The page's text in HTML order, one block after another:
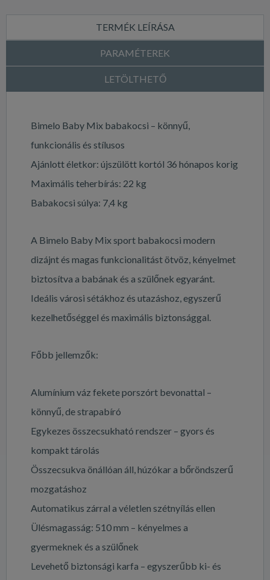
TERMÉK LEÍRÁSA
PARAMÉTEREK
LETÖLTHETŐ
Bimelo Baby Mix babakocsi – könnyű,
funkcionális és stílusos
Ajánlott életkor: újszülött kortól 36 hónapos korig
Maximális teherbírás: 22 kg
Babakocsi súlya: 7,4 kg
A Bimelo Baby Mix sport babakocsi modern
dizájnt és magas funkcionalitást ötvöz, kényelmet
biztosítva a babának és a szülőnek egyaránt.
Ideális városi sétákhoz és utazáshoz, egyszerű
kezelhetőséggel és maximális biztonsággal.
Főbb jellemzők:
Alumínium váz fekete porszórt bevonattal –
könnyű, de strapabíró
Egykezes összecsukható rendszer – gyors és
kompakt tárolás
Összecsukva önállóan áll, húzókar a bőröndszerű
mozgatáshoz
Automatikus zárral a véletlen szétnyílás ellen
Ülésmagasság: 510 mm – kényelmes a
gyermeknek és a szülőnek
Levehető biztonsági karfa – egyszerűbb ki- és